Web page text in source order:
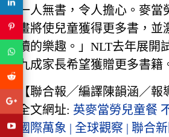
一人無書，令人擔心。麥當
畫將使兒童獲得更多書，並
讀的樂趣。」NLT去年展開
九成家長希望獲贈更多書籍
【聯合報╱編譯陳韻涵／報
全文網址: 英麥當勞兒童餐
國際萬象 | 全球觀察 | 聯合